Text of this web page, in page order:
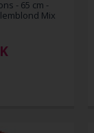
- 65 cm -